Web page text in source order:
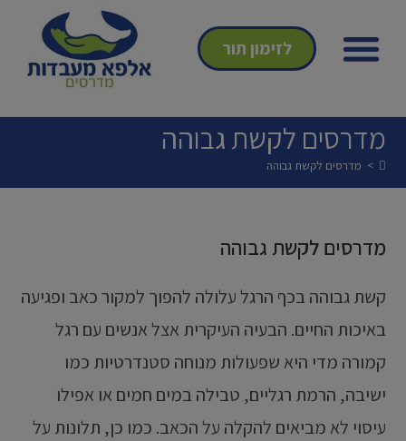
לזימון תור
מדרסים לקשת גבוהה
> מדרסים לקשת גבוהה
מדרסים לקשת גבוהה
קשת גבוהה בכף הרגל עלולה להפוך למקור כאב ופגיעה
באיכות החיים. הבעיה העיקרית אצל אנשים עם רגל
קמורה מדי היא שפעולות מנוחה סטנדרטיות כמו
ישיבה, הרמת רגליים, טבילה במים חמים או אפילו
עיסוי לא מביאים להקלה על הכאב. כמו כן, תלונות על